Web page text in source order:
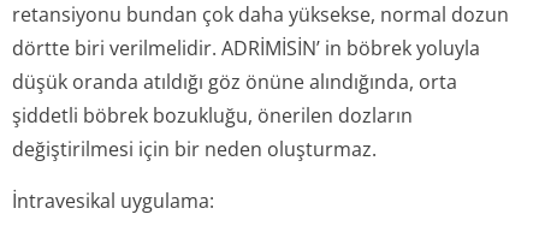
retansiyonu bundan çok daha yüksekse, normal dozun
dörtte biri verilmelidir. ADRİMİSİN’ in böbrek yoluyla
düşük oranda atıldığı göz önüne alındığında, orta
şiddetli böbrek bozukluğu, önerilen dozların
değiştirilmesi için bir neden oluşturmaz.
İntravesikal uygulama: